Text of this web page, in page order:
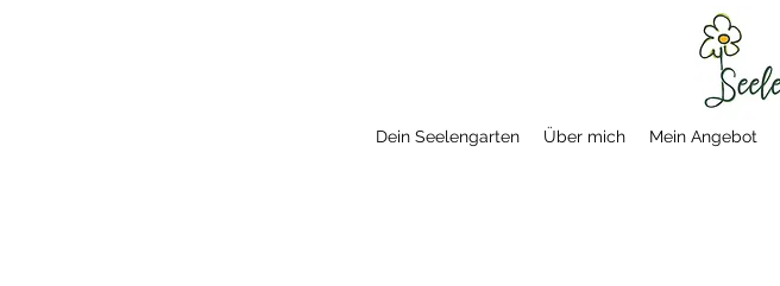
Dein Seelengarten Über mich Mein Angebot